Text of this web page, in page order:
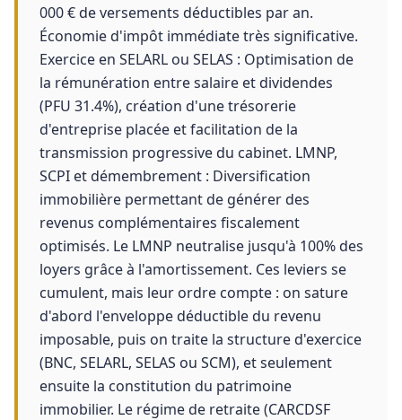
000 € de versements déductibles par an.
Économie d'impôt immédiate très significative.
Exercice en SELARL ou SELAS : Optimisation de
la rémunération entre salaire et dividendes
(PFU 31.4%), création d'une trésorerie
d'entreprise placée et facilitation de la
transmission progressive du cabinet. LMNP,
SCPI et démembrement : Diversification
immobilière permettant de générer des
revenus complémentaires fiscalement
optimisés. Le LMNP neutralise jusqu'à 100% des
loyers grâce à l'amortissement. Ces leviers se
cumulent, mais leur ordre compte : on sature
d'abord l'enveloppe déductible du revenu
imposable, puis on traite la structure d'exercice
(BNC, SELARL, SELAS ou SCM), et seulement
ensuite la constitution du patrimoine
immobilier. Le régime de retraite (CARCDSF